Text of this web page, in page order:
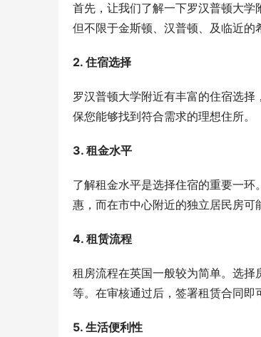
首先，让我们了解一下罗汉普顿大
但不限于金斯顿、汉普顿、及临近的
2. 住宿选择
罗汉普顿大学附近有丰富的住宿选
保您能够找到符合需求的理想住所。
3. 租金水平
了解租金水平是选择住宿的重要一
惠，而在市中心附近的独立居民房
4. 租赁流程
租房流程在英国一般较为简单。选
等。在审核通过后，签署租赁合同即
5. 生活便利性